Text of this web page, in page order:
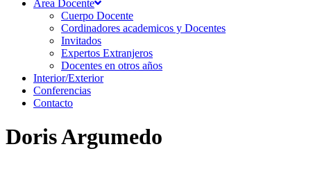
Área Docente
Cuerpo Docente
Cordinadores academicos y Docentes
Invitados
Expertos Extranjeros
Docentes en otros años
Interior/Exterior
Conferencias
Contacto
Doris Argumedo